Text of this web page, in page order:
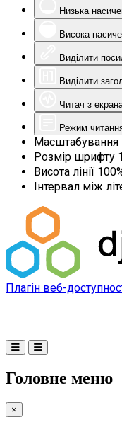
Низька
Висока
Виділити
Виділити
Читач з
Режим
Масштабування
Розмір шрифту
Висота лінії 100
Інтервал між
Плагін веб-
Головне меню
×